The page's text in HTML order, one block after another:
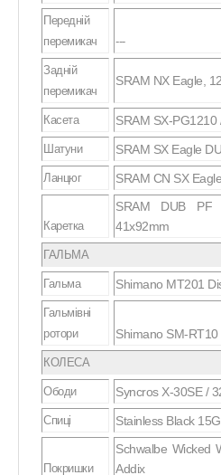
Передній
перемикач
---
Задній
перемикач
SRAM NX Eagle,
Касета SRAM SX-PG1210
Шатуни SRAM SX Eagle
Ланцюг SRAM CN SX Eagle
Каретка
SRAM DUB
41x92mm
ГАЛЬМА
Гальма Shimano MT201
Гальмівні
ротори
Shimano SM-
КОЛЕСА
Ободи Syncros X-30SE /
Спиці Stainless Black
Покришки
Schwalbe Wicked
Addix